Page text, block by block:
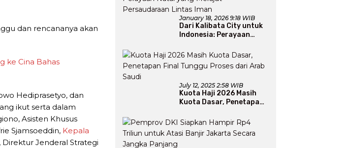
dan rencananya akan
ke Cina Bahas
Hediprasetyo, dan
ikut serta dalam
Asisten Khusus
Sjamsoeddin, Kepala
Direktur Jenderal Strategi
January 18, 2026 9:18 WIB
Dari Kalibata City untuk
Indonesia: Perayaan
Persaudaraan Lintas
Iman
July 12, 2025 2:58 WIB
Kuota Haji 2026 Masih
Kuota Dasar, Penetapan
Arab Saudi